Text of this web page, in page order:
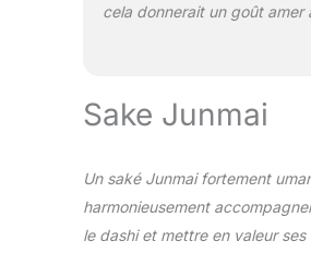
cela donnerait un goût amer
Sake Junmai
Un saké Junmai fortement
harmonieusement
le dashi et mettre en valeur ses